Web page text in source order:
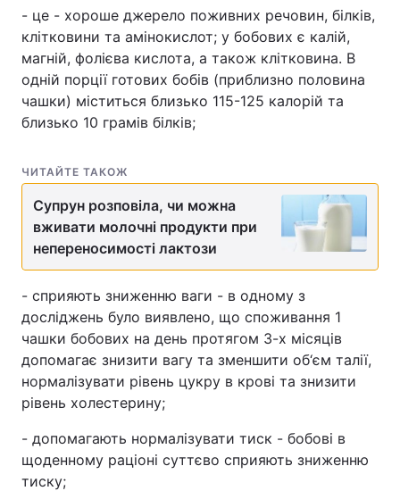
Контакти
Послуги
Тема оформлення
- це - хороше джерело поживних речовин, білків,
клітковини та амінокислот; у бобових є калій,
магній, фолієва кислота, а також клітковина. В
одній порції готових бобів (приблизно половина
чашки) міститься близько 115-125 калорій та
близько 10 грамів білків;
ЧИТАЙТЕ ТАКОЖ
Супрун розповіла, чи можна
вживати молочні продукти при
непереносимості лактози
- сприяють зниженню ваги - в одному з
досліджень було виявлено, що споживання 1
чашки бобових на день протягом 3-х місяців
допомагає знизити вагу та зменшити об‘єм талії,
нормалізувати рівень цукру в крові та знизити
рівень холестерину;
- допомагають нормалізувати тиск - бобові в
щоденному раціоні суттєво сприяють зниженню
тиску;